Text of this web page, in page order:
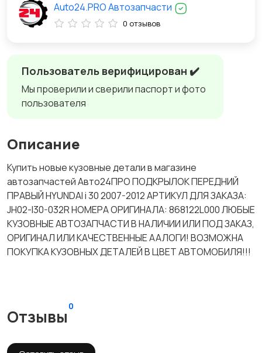
Пользователь верифицирован ✔️
Мы проверили и сверили паспорт и фото
пользователя
Описание
Купить новые кузовные детали в магазине
автозапчастей Авто24ПРО ПОДКРЫЛОК ПЕРЕДНИЙ
ПРАВЫЙ HYUNDAI i 30 2007-2012 АРТИКУЛ ДЛЯ ЗАКАЗА:
JH02-I30-032R НОМЕРА ОРИГИНАЛА: 868122L000 ЛЮБЫЕ
КУЗОВНЫЕ АВТОЗАПЧАСТИ В НАЛИЧИИ ИЛИ ПОД ЗАКАЗ,
ОРИГИНАЛ ИЛИ КАЧЕСТВЕННЫЕ ААЛОГИ! ВОЗМОЖНА
ПОКУПКА КУЗОВНЫХ ДЕТАЛЕЙ В ЦВЕТ АВТОМОБИЛЯ!!!
Отзывы
0
Auto24.PRO Автозапчасти
0 отзывов